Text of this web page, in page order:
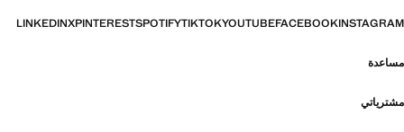
INSTAGRAM
FACEBOOK
YOUTUBE
TIKTOK
SPOTIFY
PINTEREST
X
LINKEDIN
مساعدة
مشترياتي